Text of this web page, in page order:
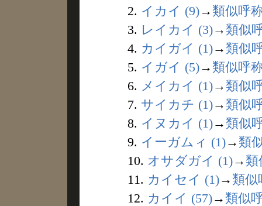
2. イカイ (9)→ 類似呼
3. レイカイ (3)→ 類似
4. カイガイ (1)→ 類似
5. イガイ (5)→ 類似呼
6. メイカイ (1)→ 類似
7. サイカチ (1)→ 類似
8. イヌカイ (1)→ 類似
9. イーガムィ (1)→ 類
10. オサダガイ (1)→ 類
11. カイセイ (1)→ 類似
12. カイイ (57)→ 類似